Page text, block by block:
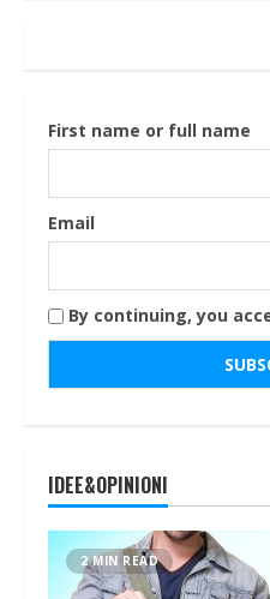
First name or full name
Email
By continuing, you
IDEE&OPINIONI
2 MIN READ